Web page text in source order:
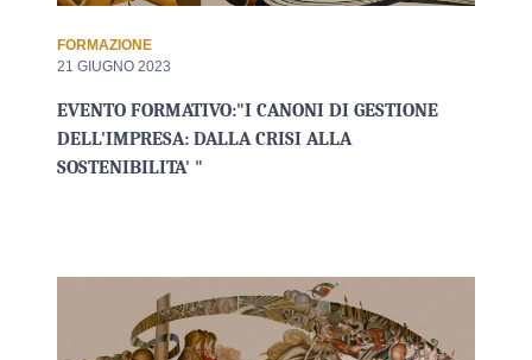
FORMAZIONE
21 GIUGNO 2023
EVENTO FORMATIVO:"I CANONI DI GESTIONE
DELL'IMPRESA: DALLA CRISI ALLA
SOSTENIBILITA' "